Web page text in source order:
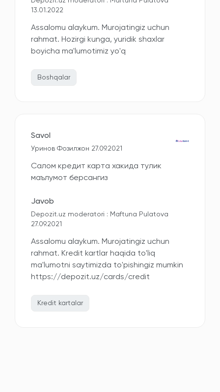
13.01.2022
Assalomu alaykum. Murojatingiz uchun
rahmat. Hozirgi kunga, yuridik shaxlar
boyicha ma'lumotimiz yo'q
Boshqalar
Savol
Уринов Фозилжон 27.09.2021
Салом кредит карта хакида тулик
маълумот берсангиз
Javob
Depozit.uz moderatori : Maftuna Pulatova
27.09.2021
Assalomu alaykum. Murojatingiz uchun
rahmat. Kredit kartlar haqida to'liq
ma'lumotni saytimizda to'pishingiz mumkin
https://depozit.uz/cards/credit
Kredit kartalar